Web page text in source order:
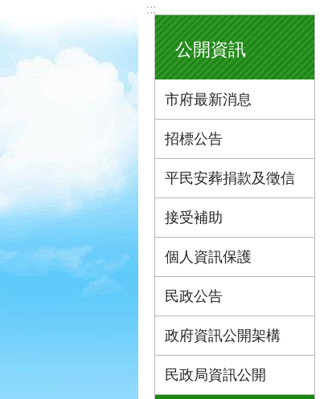
:::
公開資訊
市府最新消息
招標公告
平民安葬捐款及徵信
接受補助
個人資訊保護
民政公告
政府資訊公開架構
民政局資訊公開